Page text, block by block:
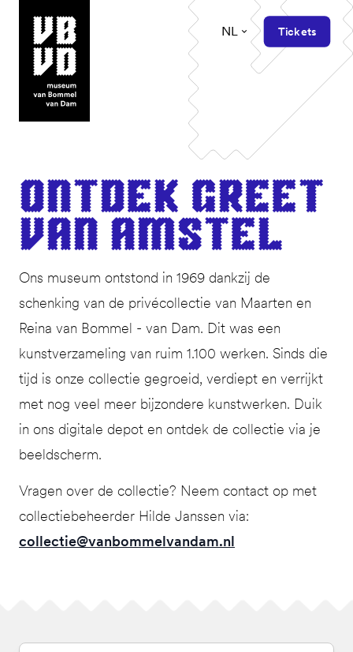
museum van Bommel van Dam
NL Tickets
Ont­dek Greet
van Amstel
Ons museum ontstond in 1969 dankzij de
schenking van de privécollectie van Maarten en
Reina van Bommel - van Dam. Dit was een
kunstverzameling van ruim 1.100 werken. Sinds die
tijd is onze collectie gegroeid, verdiept en verrijkt
met nog veel meer bijzondere kunstwerken. Duik
in ons digitale depot en ontdek de collectie via je
beeldscherm.
Vragen over de collectie? Neem contact op met
collectiebeheerder Hilde Janssen via:
collectie@vanbommelvandam.nl